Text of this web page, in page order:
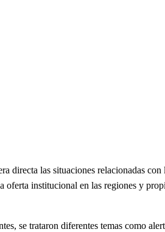
directa las situaciones relacionadas con
institucional en las regiones y
se trataron diferentes temas como